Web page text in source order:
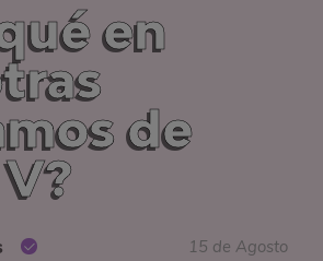
en
de
15 de Agosto